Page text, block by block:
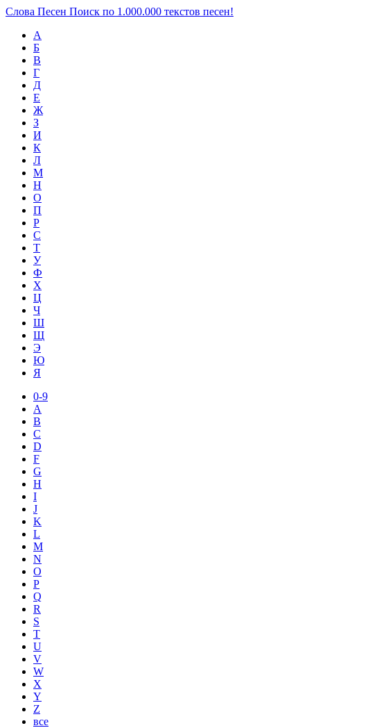
Слова Песен Поиск по 1.000.000 текстов песен!
А
Б
В
Г
Д
Е
Ж
З
И
К
Л
М
Н
О
П
Р
С
Т
У
Ф
Х
Ц
Ч
Ш
Щ
Э
Ю
Я
0-9
A
B
C
D
F
G
H
I
J
K
L
M
N
O
P
Q
R
S
T
U
V
W
X
Y
Z
все